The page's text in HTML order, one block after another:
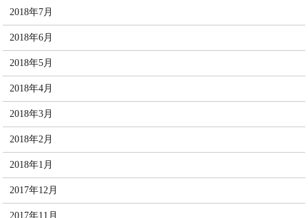
2018年7月
2018年6月
2018年5月
2018年4月
2018年3月
2018年2月
2018年1月
2017年12月
2017年11月